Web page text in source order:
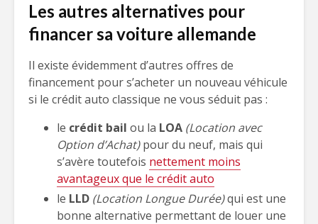
Les autres alternatives pour
financer sa voiture allemande
Il existe évidemment d’autres offres de
financement pour s’acheter un nouveau véhicule
si le crédit auto classique ne vous séduit pas :
le crédit bail ou la LOA (Location avec
Option d’Achat)pour du neuf, mais qui
s’avère toutefois nettement moins
avantageux que le crédit auto
le LLD (Location Longue Durée)qui est une
bonne alternative permettant de louer une